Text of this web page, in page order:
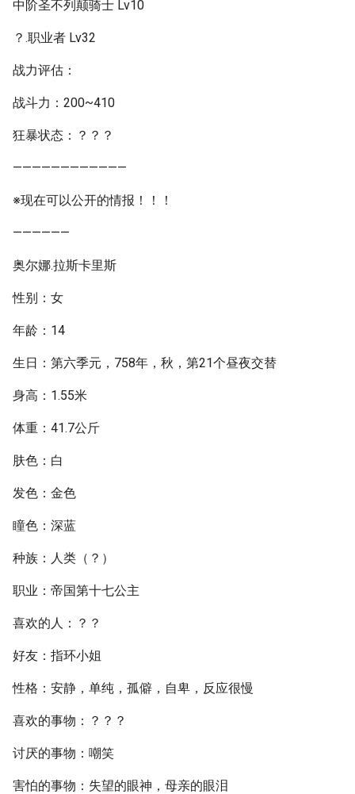
中阶圣不列颠骑士 Lv10
？.职业者 Lv32
战力评估：
战斗力：200~410
狂暴状态：？？？
————————————
※现在可以公开的情报！！！
——————
奥尔娜.拉斯卡里斯
性别：女
年龄：14
生日：第六季元，758年，秋，第21个昼夜交替
身高：1.55米
体重：41.7公斤
肤色：白
发色：金色
瞳色：深蓝
种族：人类（？）
职业：帝国第十七公主
喜欢的人：？？
好友：指环小姐
性格：安静，单纯，孤僻，自卑，反应很慢
喜欢的事物：？？？
讨厌的事物：嘲笑
害怕的事物：失望的眼神，母亲的眼泪